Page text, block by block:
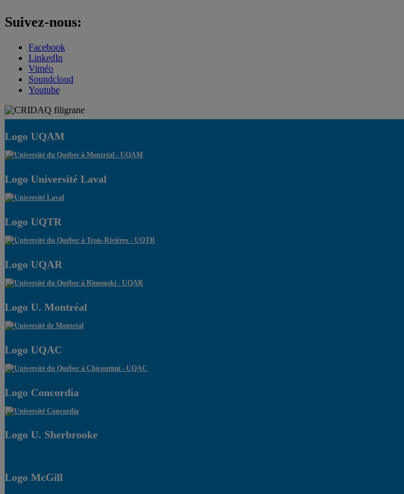
Suivez-nous:
Facebook
LinkedIn
Viméo
Soundcloud
Youtube
Logo UQAM
Logo Université Laval
Logo UQTR
Logo UQAR
Logo U. Montréal
Logo UQAC
Logo Concordia
Logo U. Sherbrooke
Logo McGill